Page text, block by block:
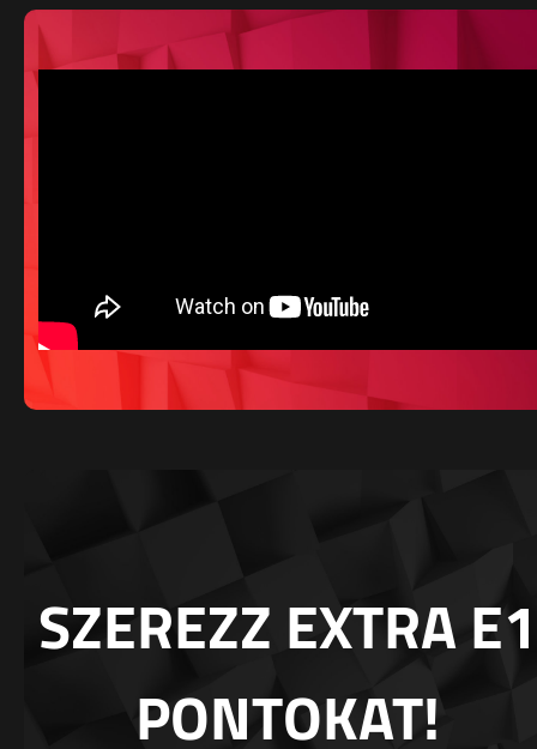
SZEREZZ EXTRA E1
PONTOKAT!